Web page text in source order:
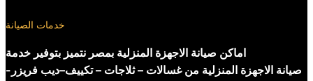
خدمات الصيانة
اماكن صيانة الاجهزة المنزلية بمصر نتميز بتوفير خدمة
صيانة الاجهزة المنزلية من غسالات – ثلاجات – تكييف–ديب فريزر-